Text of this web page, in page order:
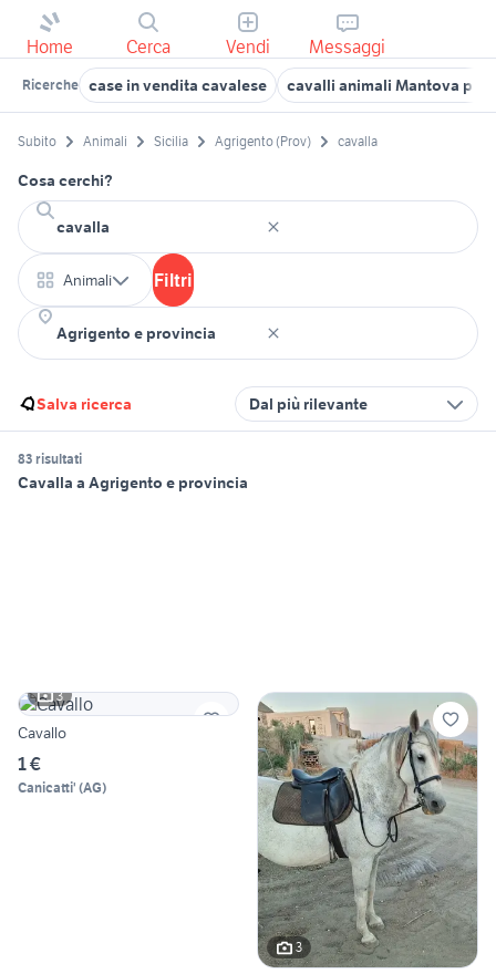
Home Cerca Vendi Messaggi
Ricerche case in vendita cavalese cavalli animali Mantova
Subito Animali Sicilia Agrigento (Prov) cavalla
Cosa cerchi?
Animali Filtri
Salva ricerca Dal più rilevante
83 risultati
Cavalla a Agrigento e provincia
3
Cavallo
1 €
Canicatti' (AG)
3